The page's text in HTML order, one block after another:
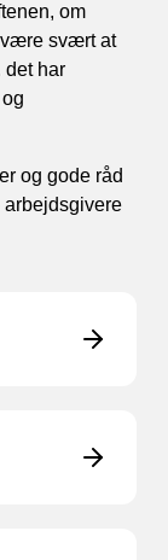
om
være svært at
det har
og gode råd
arbejdsgivere